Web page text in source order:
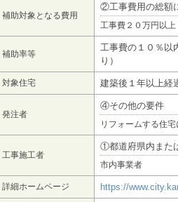
補助対象となる費用
②工事費用の総額
工事費２０万円以上
補助率等
工事費の１０％以
り）
対象住宅 建築後１年以上経
発注者
④その他の要件
リフォームする住
工事施工者
①都道府県内また
市内事業者
詳細ホームページ https://